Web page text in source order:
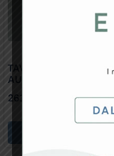
TAVOLINO PER CABINE
AUDIOMETRICHE
261,00